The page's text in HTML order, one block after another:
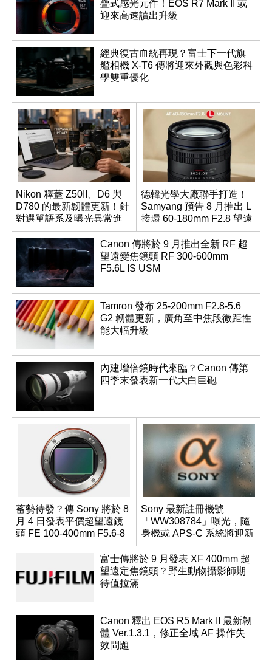
疊式感光元件！EOS R7 Mark II 或
迎來高速讀出升級
經典復古血統再現？富士下一代旗
艦相機 X-T6 傳將迎來外觀與色彩科
學雙重優化
Nikon 釋蓋 Z50II、D6 與
D780 的最新韌體更新！針
對選單語系及曝光異常進
行修復
德韓光學大廠聯手打造！
Samyang 預告 8 月推出 L
接環 60-180mm F2.8 望遠
變焦鏡
Canon 傳將於 9 月推出全新 RF 超
望遠變焦鏡頭 RF 300-600mm
F5.6L IS USM
Tamron 發布 25-200mm F2.8-5.6
G2 韌體更新，廣角至中焦段微距性
能大幅升級
內建增倍鏡時代來臨？Canon 傳第
四季末發表新一代大白巨砲
蓄勢待發？傳 Sony 將於 8
月 4 日發表平價超望遠鏡
頭 FE 100-400mm F5.6-8
Sony 最新註冊機號
「WW308784」曝光，隨
身機或 APS-C 系統將迎新
成員？
富士傳將於 9 月發表 XF 400mm 超
望遠定焦鏡頭？野生動物攝影師期
待值拉滿
Canon 釋出 EOS R5 Mark II 最新韌
體 Ver.1.3.1，修正全域 AF 操作失
效問題